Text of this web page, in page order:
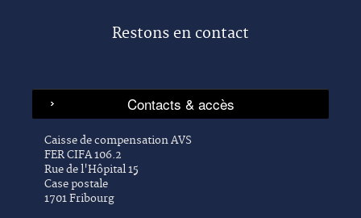
Restons en contact
Caisse de compensation AVS
FER CIFA 106.2
Rue de l'Hôpital 15
Case postale
1701 Fribourg